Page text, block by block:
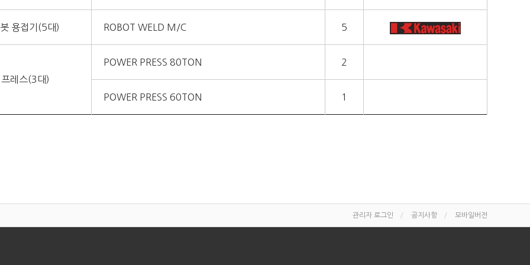
용접기(5대) ROBOT WELD M/C 5
프레스(3대)
POWER PRESS 80TON 2
POWER PRESS 60TON 1
관리자 로그인 공지사항 모바일버전